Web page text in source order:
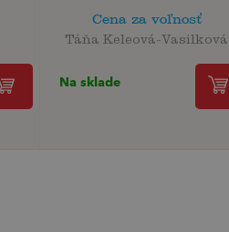
Cena za voľnosť
Táňa Keleová-Vasilková
Na sklade